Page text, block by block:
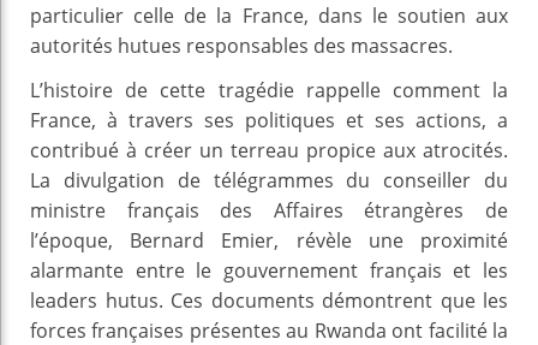
particulier celle de la France, dans le soutien aux
autorités hutues responsables des massacres.
L’histoire de cette tragédie rappelle comment la
France, à travers ses politiques et ses actions, a
contribué à créer un terreau propice aux atrocités.
La divulgation de télégrammes du conseiller du
ministre français des Affaires étrangères de
l’époque, Bernard Emier, révèle une proximité
alarmante entre le gouvernement français et les
leaders hutus. Ces documents démontrent que les
forces françaises présentes au Rwanda ont facilité la